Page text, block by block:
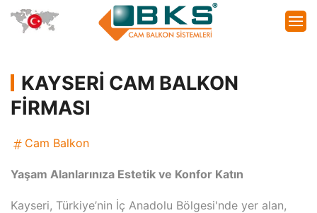
KAYSERI CAM BALKON
FIRMASI
Cam Balkon
Yaşam Alanlarınıza Estetik ve Konfor Katın
Kayseri, Türkiye’nin İç Anadolu Bölgesi'nde yer alan,